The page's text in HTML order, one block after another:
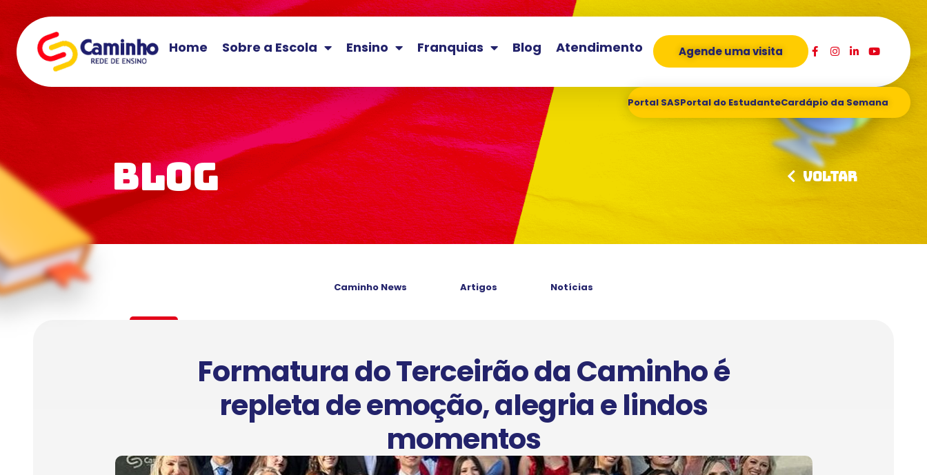
Home Sobre a Escola Ensino Franquias Blog Atendimento Agende uma visita
Portal SASPortal do EstudanteCardápio da Semana
Blog Voltar
Caminho News Artigos Notícias
Formatura do Terceirão da Caminho é
repleta de emoção, alegria e lindos
momentos